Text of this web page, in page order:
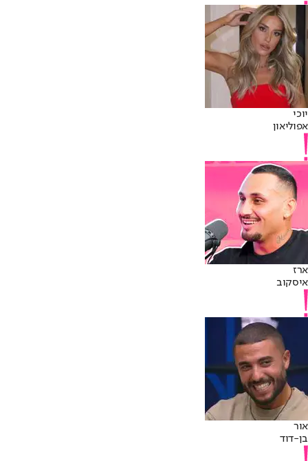
יוכי
אפוליאון
ארז
איסקוב
אור
בן-דוד